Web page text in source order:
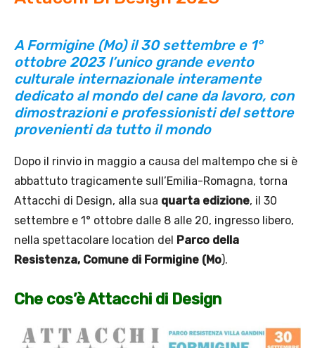
A Formigine (Mo) il 30 settembre e 1°
ottobre 2023 l’unico grande evento
culturale internazionale interamente
dedicato al mondo del cane da lavoro, con
dimostrazioni e professionisti del settore
provenienti da tutto il mondo
Dopo il rinvio in maggio a causa del maltempo che si è
abbattuto tragicamente sull’Emilia-Romagna, torna
Attacchi di Design, alla sua quarta edizione, il 30
settembre e 1° ottobre dalle 8 alle 20, ingresso libero,
nella spettacolare location del Parco della
Resistenza, Comune di Formigine (Mo).
Che cos’è Attacchi di Design